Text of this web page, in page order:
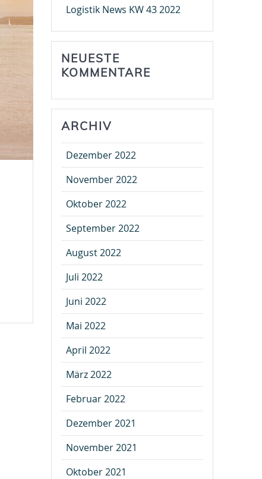
Logistik News KW 43 2022
NEUESTE
KOMMENTARE
ARCHIV
Dezember 2022
November 2022
Oktober 2022
September 2022
August 2022
Juli 2022
Juni 2022
Mai 2022
April 2022
März 2022
Februar 2022
Dezember 2021
November 2021
Oktober 2021